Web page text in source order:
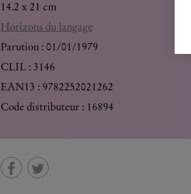
14.2 x 21 cm
Horizons du langage
Parution : 01/01/1979
CLIL : 3146
EAN13 : 9782252021262
Code distributeur : 16894